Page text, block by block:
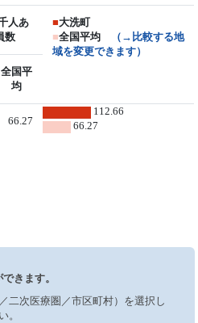
人あ
数
■大洗町
■全国平均
（→比較する地
域を変更できます）
全国平
均
66.27
112.66
66.27
きます。
二次医療圏／市区町村）を選択し
。